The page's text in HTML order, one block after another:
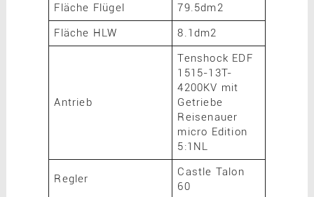
Fläche Flügel
79.5dm2
Fläche HLW
8.1dm2
Antrieb
Tenshock EDF
1515-13T-
4200KV mit
Getriebe
Reisenauer
micro Edition
5:1NL
Regler
Castle Talon
60